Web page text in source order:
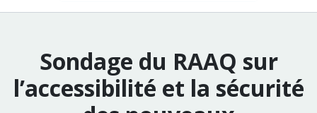
Sondage du RAAQ sur
l’accessibilité et la sécurité